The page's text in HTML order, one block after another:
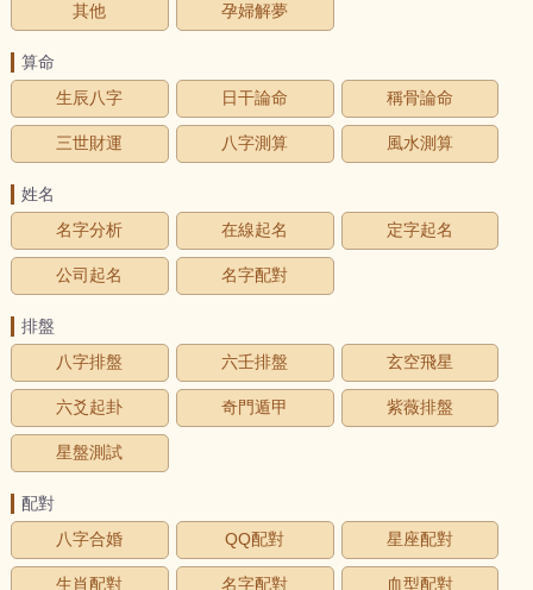
其他 孕婦解夢
算命
生辰八字
日干論命 稱骨論命
三世財運 八字測算 風水測算
姓名
名字分析
在線起名 定字起名
公司起名 名字配對
排盤
八字排盤
六壬排盤 玄空飛星
六爻起卦 奇門遁甲 紫薇排盤
星盤測試
配對
八字合婚
QQ配對 星座配對
生肖配對 名字配對 血型配對